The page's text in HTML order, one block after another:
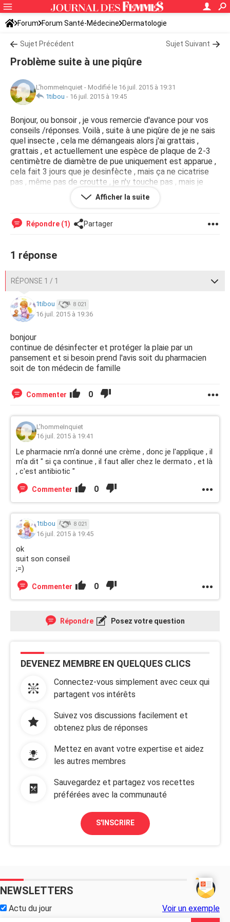
Forum Forum Santé-Médecine Dermatologie
Sujet Précédent Sujet Suivant
Problème suite à une piqûre
L'hommeInquiet - Modifié le 16 juil. 2015 à 19:31
1tibou - 16 juil. 2015 à 19:45
Bonjour, ou bonsoir , je vous remercie d'avance pour vos
conseils /réponses. Voilà , suite à une piqûre de je ne sais
quel insecte , cela me démangeais alors j'ai grattais ,
grattais , et actuellement une espèce de plaque de 2-3
centimètre de diamètre de pue uniquement est apparue ,
cela fait 3 jours que je desinfècte , mais ça ne cicatrise
pas , même pas de croutte , je n'y touche pas , mais je
m'inquiète un peu quand même , donc voilà , merci pour
Afficher la suite
Répondre (1) Partager
1 réponse
RÉPONSE 1 / 1
1tibou 8 021
16 juil. 2015 à 19:36
bonjour
continue de désinfecter et protéger la plaie par un
pansement et si besoin prend l'avis soit du pharmacien
soit de ton médecin de famille
Commenter 0
L'hommeInquiet
16 juil. 2015 à 19:41
Le pharmacie nm'a donné une crème , donc je l'applique , il
m'a dit " si ça continue , il faut aller chez le dermato , et là
, c'est antibiotic "
Commenter 0
1tibou 8 021
16 juil. 2015 à 19:45
ok
suit son conseil
;=)
Commenter 0
Répondre Posez votre question
DEVENEZ MEMBRE EN QUELQUES CLICS
Connectez-vous simplement avec ceux qui
partagent vos intérêts
Suivez vos discussions facilement et
obtenez plus de réponses
Mettez en avant votre expertise et aidez
les autres membres
Sauvegardez et partagez vos recettes
préférées avec la communauté
S'INSCRIRE
NEWSLETTERS
Actu du jour Voir un exemple